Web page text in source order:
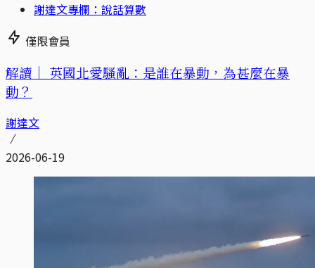
謝達文專欄：說話算數
僅限會員
解讀｜ 英國北愛騷亂：是誰在暴動，為甚麼在暴
動？
謝達文
2026-06-19